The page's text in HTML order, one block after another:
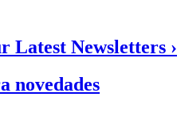
Latest Newsletters ›
novedades